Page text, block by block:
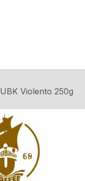
UBK Violento 250g